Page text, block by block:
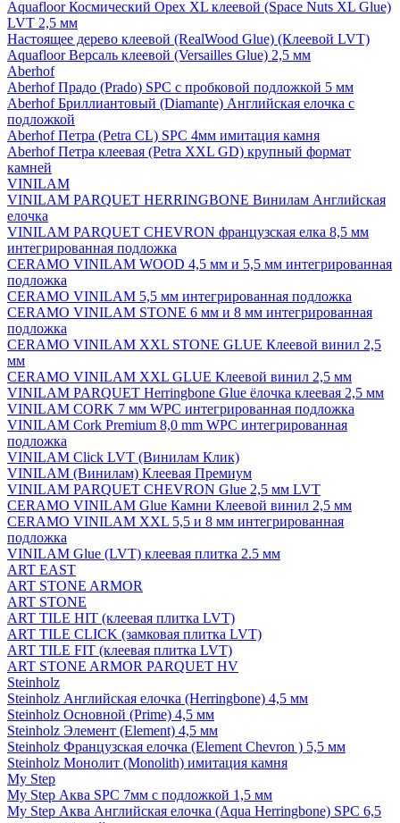
Aquafloor Космический Орех XL клеевой (Space Nuts XL Glue)
LVT 2,5 мм
Настоящее дерево клеевой (RealWood Glue) (Клеевой LVT)
Aquafloor Версаль клеевой (Versailles Glue) 2,5 мм
Aberhof
Aberhof Прадо (Prado) SPC с пробковой подложкой 5 мм
Aberhof Бриллиантовый (Diamante) Английская елочка с
подложкой
Aberhof Петра (Petra CL) SPC 4мм имитация камня
Aberhof Петра клеевая (Petra XXL GD) крупный формат
камней
VINILAM
VINILAM PARQUET HERRINGBONE Винилам Английская
елочка
VINILAM PARQUET CHEVRON французская елка 8,5 мм
интегрированная подложка
CERAMO VINILAM WOOD 4,5 мм и 5,5 мм интегрированная
подложка
CERAMO VINILAM 5,5 мм интегрированная подложка
CERAMO VINILAM STONE 6 мм и 8 мм интегрированная
подложка
CERAMO VINILAM XXL STONE GLUE Клеевой винил 2,5
мм
CERAMO VINILAM XXL GLUE Клеевой винил 2,5 мм
VINILAM PARQUET Herringbone Glue ёлочка клеевая 2,5 мм
VINILAM CORK 7 мм WPC интегрированная подложка
VINILAM Cork Premium 8,0 mm WPC интегрированная
подложка
VINILAM Click LVT (Винилам Клик)
VINILAM (Винилам) Клеевая Премиум
VINILAM PARQUET CHEVRON Glue 2,5 мм LVT
CERAMO VINILAM Glue Камни Клеевой винил 2,5 мм
CERAMO VINILAM XXL 5,5 и 8 мм интегрированная
подложка
VINILAM Glue (LVT) клеевая плитка 2.5 мм
ART EAST
ART STONE ARMOR
ART STONE
ART TILE HIT (клеевая плитка LVT)
ART TILE CLICK (замковая плитка LVT)
ART TILE FIT (клеевая плитка LVT)
ART STONE ARMOR PARQUET HV
Steinholz
Steinholz Английская елочка (Herringbone) 4,5 мм
Steinholz Основной (Prime) 4,5 мм
Steinholz Элемент (Element) 4,5 мм
Steinholz Французская елочка (Element Chevron ) 5,5 мм
Steinholz Монолит (Monolith) имитация камня
My Step
My Step Аква SPC 7мм c подложкой 1,5 мм
My Step Аква Английская елочка (Aqua Herringbone) SPC 6,5